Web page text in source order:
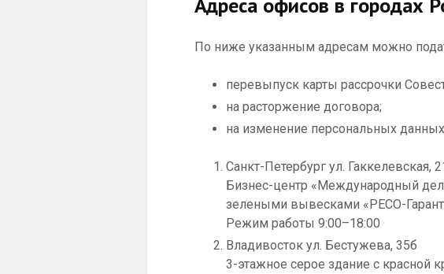
По ниже указанным адресам можно
перевыпуск карты рассрочки
на расторжение договора;
на изменение персональных данных.
Санкт-Петербург ул. Гаккелевская,
Бизнес-центр «Международный
зелеными вывесками «РЕСО-
Режим работы 9:00–18:00
Владивосток ул. Бестужева, 35б
3-этажное серое здание с красной